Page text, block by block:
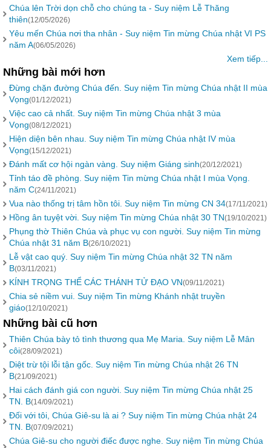
Chúa lên Trời dọn chỗ cho chúng ta - Suy niệm Lễ Thăng
thiên(12/05/2026)
Yêu mến Chúa nơi tha nhân - Suy niệm Tin mừng Chúa nhật VI PS
năm A(06/05/2026)
Xem tiếp...
Những bài mới hơn
Đừng chặn đường Chúa đến. Suy niệm Tin mừng Chúa nhật II mùa
Vọng(01/12/2021)
Việc cao cả nhất. Suy niệm Tin mừng Chúa nhật 3 mùa
Vọng(08/12/2021)
Hiện diện bên nhau. Suy niệm Tin mừng Chúa nhật IV mùa
Vọng(15/12/2021)
Đánh mất cơ hội ngàn vàng. Suy niệm Giáng sinh(20/12/2021)
Tỉnh táo đề phòng. Suy niệm Tin mừng Chúa nhật I mùa Vọng.
năm C(24/11/2021)
Vua nào thống trị tâm hồn tôi. Suy niệm Tin mừng CN 34(17/11/2021)
Hồng ân tuyệt vời. Suy niệm Tin mừng Chúa nhật 30 TN(19/10/2021)
Phụng thờ Thiên Chúa và phục vụ con người. Suy niệm Tin mừng
Chúa nhật 31 năm B(26/10/2021)
Lễ vật cao quý. Suy niệm Tin mừng Chúa nhật 32 TN năm
B(03/11/2021)
KÍNH TRỌNG THỂ CÁC THÁNH TỬ ĐẠO VN(09/11/2021)
Chia sẻ niềm vui. Suy niệm Tin mừng Khánh nhật truyền
giáo(12/10/2021)
Những bài cũ hơn
Thiên Chúa bày tỏ tình thương qua Mẹ Maria. Suy niệm Lễ Mân
côi(28/09/2021)
Diệt trừ tội lỗi tận gốc. Suy niệm Tin mừng Chúa nhật 26 TN
B(21/09/2021)
Hai cách đánh giá con người. Suy niệm Tin mừng Chúa nhật 25
TN. B(14/09/2021)
Đối với tôi, Chúa Giê-su là ai ? Suy niệm Tin mừng Chúa nhật 24
TN. B(07/09/2021)
Chúa Giê-su cho người điếc được nghe. Suy niệm Tin mừng Chúa